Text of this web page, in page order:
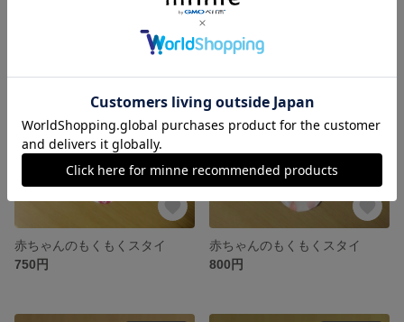
赤ちゃんのもくもくスタイ
750円
赤ちゃんのもくもくスタイ
800円